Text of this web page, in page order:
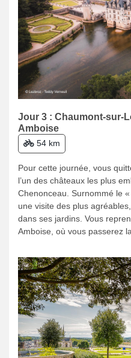
Jour 3 : Chaumont-sur-
Amboise
54 km
Pour cette journée, vous
l’un des châteaux les plus
Chenonceau. Surnommé le
une visite des plus
dans ses jardins. Vous
Amboise, où vous passerez